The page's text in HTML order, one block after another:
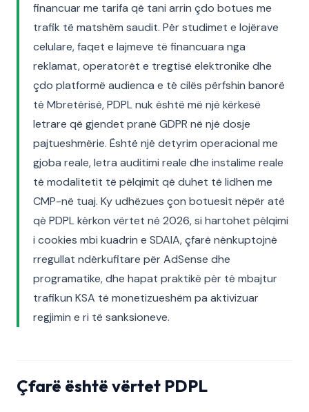
financuar me tarifa që tani arrin çdo botues me
trafik të matshëm saudit. Për studimet e lojërave
celulare, faqet e lajmeve të financuara nga
reklamat, operatorët e tregtisë elektronike dhe
çdo platformë audienca e të cilës përfshin banorë
të Mbretërisë, PDPL nuk është më një kërkesë
letrare që gjendet pranë GDPR në një dosje
pajtueshmërie. Është një detyrim operacional me
gjoba reale, letra auditimi reale dhe instalime reale
të modalitetit të pëlqimit që duhet të lidhen me
CMP-në tuaj. Ky udhëzues çon botuesit nëpër atë
që PDPL kërkon vërtet në 2026, si hartohet pëlqimi
i cookies mbi kuadrin e SDAIA, çfarë nënkuptojnë
rregullat ndërkufitare për AdSense dhe
programatike, dhe hapat praktikë për të mbajtur
trafikun KSA të monetizueshëm pa aktivizuar
regjimin e ri të sanksioneve.
Çfarë është vërtet PDPL